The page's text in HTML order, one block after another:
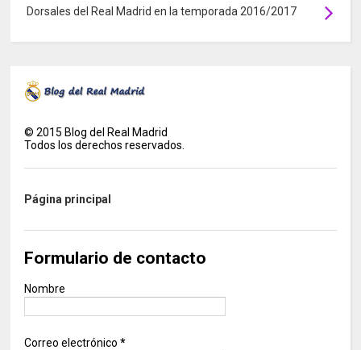
Dorsales del Real Madrid en la temporada 2016/2017
©2015 Blog del Real Madrid
Todos los derechos reservados.
Página principal
Formulario de contacto
Nombre
Correo electrónico*